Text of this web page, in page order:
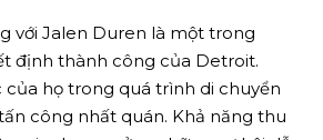
với Jalen Duren là một trong
định thành công của Detroit.
của họ trong quá trình di chuyển
công nhất quán. Khả năng thu